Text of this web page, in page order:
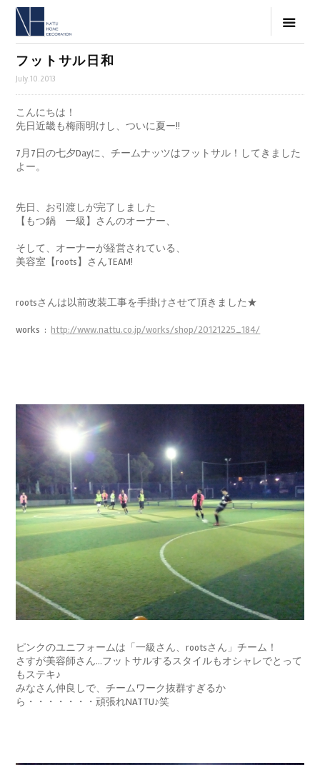
フットサル日和
July.10.2013
こんにちは！
先日近畿も梅雨明けし、ついに夏ー!!
7月7日の七夕Dayに、チームナッツはフットサル！してきました
よー。
先日、お引渡しが完了しました
【もつ鍋 一級】さんのオーナー、
そして、オーナーが経営されている、
美容室【roots】さんTEAM!
rootsさんは以前改装工事を手掛けさせて頂きました★
works : http://www.nattu.co.jp/works/shop/20121225_184/
ピンクのユニフォームは「一級さん、rootsさん」チーム！
さすが美容師さん…フットサルするスタイルもオシャレでとって
もステキ♪
みなさん仲良しで、チームワーク抜群すぎるか
ら・・・・・・・頑張れNATTU♪笑